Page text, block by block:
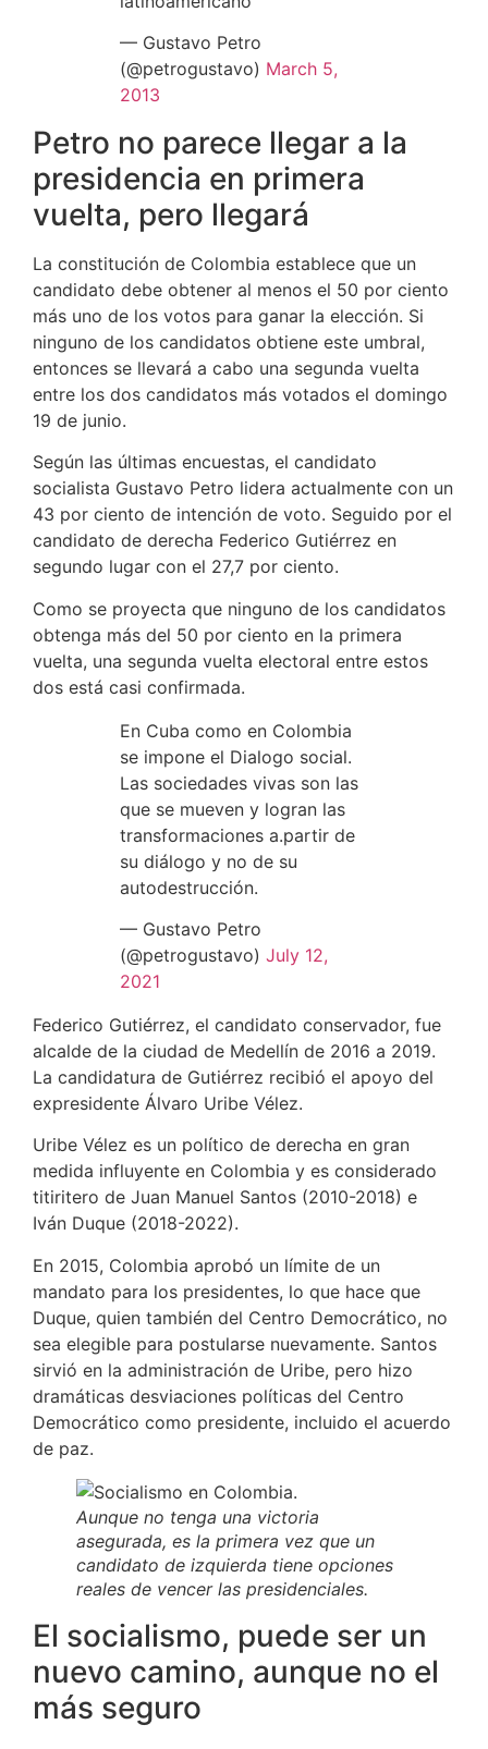
— Gustavo Petro
(@petrogustavo) March 5,
2013
Petro no parece llegar a la
presidencia en primera
vuelta, pero llegará
La constitución de Colombia establece que un
candidato debe obtener al menos el 50 por ciento
más uno de los votos para ganar la elección. Si
ninguno de los candidatos obtiene este umbral,
entonces se llevará a cabo una segunda vuelta
entre los dos candidatos más votados el domingo
19 de junio.
Según las últimas encuestas, el candidato
socialista Gustavo Petro lidera actualmente con un
43 por ciento de intención de voto. Seguido por el
candidato de derecha Federico Gutiérrez en
segundo lugar con el 27,7 por ciento.
Como se proyecta que ninguno de los candidatos
obtenga más del 50 por ciento en la primera
vuelta, una segunda vuelta electoral entre estos
dos está casi confirmada.
En Cuba como en Colombia
se impone el Dialogo social.
Las sociedades vivas son las
que se mueven y logran las
transformaciones a.partir de
su diálogo y no de su
autodestrucción.
— Gustavo Petro
(@petrogustavo) July 12,
2021
Federico Gutiérrez, el candidato conservador, fue
alcalde de la ciudad de Medellín de 2016 a 2019.
La candidatura de Gutiérrez recibió el apoyo del
expresidente Álvaro Uribe Vélez.
Uribe Vélez es un político de derecha en gran
medida influyente en Colombia y es considerado
titiritero de Juan Manuel Santos (2010-2018) e
Iván Duque (2018-2022).
En 2015, Colombia aprobó un límite de un
mandato para los presidentes, lo que hace que
Duque, quien también del Centro Democrático, no
sea elegible para postularse nuevamente. Santos
sirvió en la administración de Uribe, pero hizo
dramáticas desviaciones políticas del Centro
Democrático como presidente, incluido el acuerdo
de paz.
Aunque no tenga una victoria
asegurada, es la primera vez que un
candidato de izquierda tiene opciones
reales de vencer las presidenciales.
El socialismo, puede ser un
nuevo camino, aunque no el
más seguro